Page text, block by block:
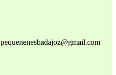
pequenenesbadajoz@gmail.com